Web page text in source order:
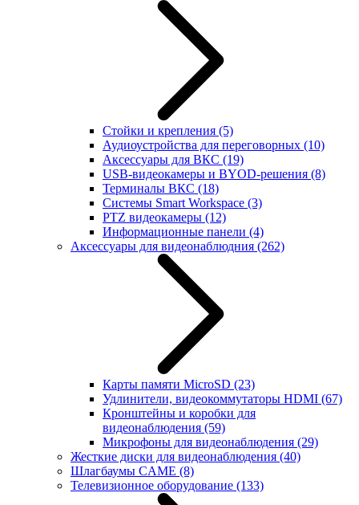
Стойки и крепления (5)
Аудиоустройства для переговорных (10)
Аксессуары для ВКС (19)
USB-видеокамеры и BYOD-решения (8)
Терминалы ВКС (18)
Системы Smart Workspace (3)
PTZ видеокамеры (12)
Информационные панели (4)
Аксессуары для видеонаблюдния (262)
Карты памяти MicroSD (23)
Удлинители, видеокоммутаторы HDMI (67)
Кронштейны и коробки для
видеонаблюдения (59)
Микрофоны для видеонаблюдения (29)
Жесткие диски для видеонаблюдения (40)
Шлагбаумы CAME (8)
Телевизионное оборудование (133)